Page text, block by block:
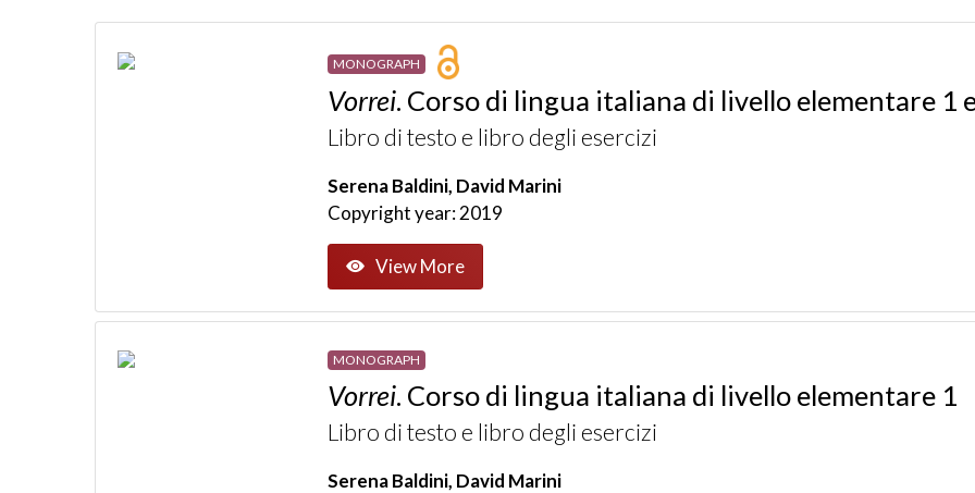
MONOGRAPH
Vorrei. Corso di lingua italiana di livello elementare 1
Libro di testo e libro degli esercizi
Serena Baldini, David Marini
Copyright year: 2019
View More
MONOGRAPH
Vorrei. Corso di lingua italiana di livello elementare 1
Libro di testo e libro degli esercizi
Serena Baldini, David Marini